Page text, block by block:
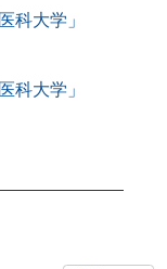
科大学」
科大学」